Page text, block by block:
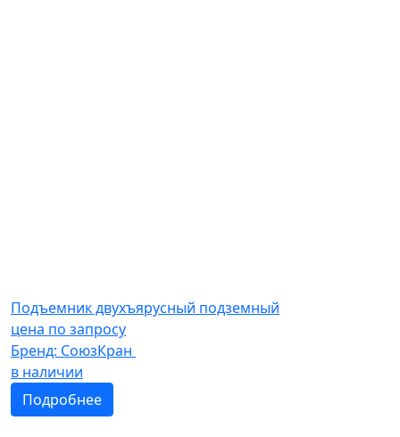
Подъемник двухъярусный подземный
цена по запросу
Бренд: СоюзКран
в наличии
Подробнее